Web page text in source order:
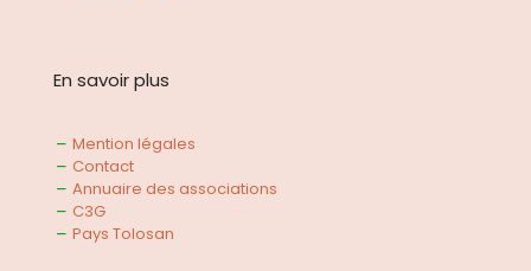
En savoir plus
Mention légales
Contact
Annuaire des associations
C3G
Pays Tolosan